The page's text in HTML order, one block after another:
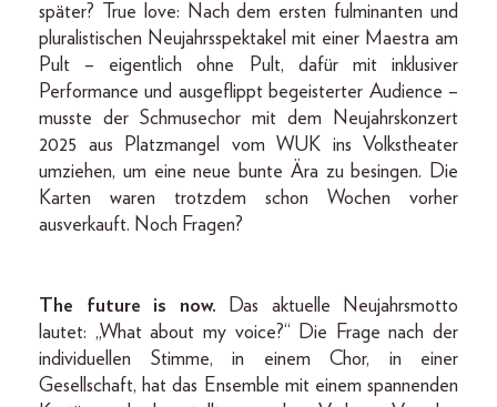
später? True love: Nach dem ersten fulminanten und
pluralistischen Neujahrsspektakel mit einer Maestra am
Pult – eigentlich ohne Pult, dafür mit inklusiver
Performance und ausgeflippt begeisterter Audience –
musste der Schmusechor mit dem Neujahrskonzert
2025 aus Platzmangel vom WUK ins Volkstheater
umziehen, um eine neue bunte Ära zu besingen. Die
Karten waren trotzdem schon Wochen vorher
ausverkauft. Noch Fragen?
The future is now. Das aktuelle Neujahrsmotto
lautet: „What about my voice?“ Die Frage nach der
individuellen Stimme, in einem Chor, in einer
Gesellschaft, hat das Ensemble mit einem spannenden